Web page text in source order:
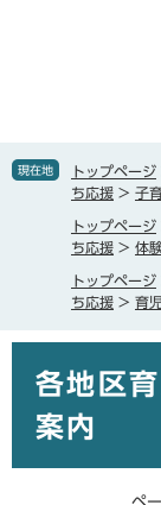
で
ば現在地 トップページ
ち応援 > 子
トップページ
ち応援 > 体
トップページ
ち応援 > 育
各地区
案内